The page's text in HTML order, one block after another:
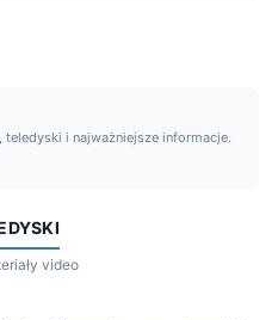
teledyski i najważniejsze informacje.
video